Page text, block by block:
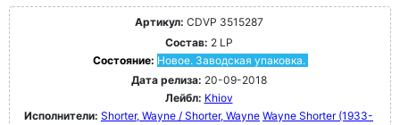
Артикул: CDVP 3515287
Состав: 2 LP
Состояние: Новое. Заводская упаковка.
Дата релиза: 20-09-2018
Лейбл: Khiov
Исполнители: Shorter, Wayne / Shorter, Wayne Wayne Shorter (1933-